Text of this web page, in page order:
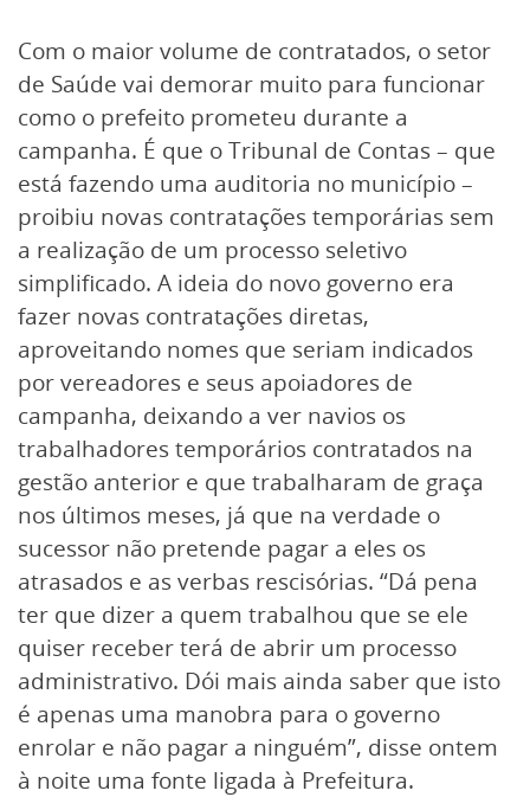
Com o maior volume de contratados, o setor
de Saúde vai demorar muito para funcionar
como o prefeito prometeu durante a
campanha. É que o Tribunal de Contas – que
está fazendo uma auditoria no município –
proibiu novas contratações temporárias sem
a realização de um processo seletivo
simplificado. A ideia do novo governo era
fazer novas contratações diretas,
aproveitando nomes que seriam indicados
por vereadores e seus apoiadores de
campanha, deixando a ver navios os
trabalhadores temporários contratados na
gestão anterior e que trabalharam de graça
nos últimos meses, já que na verdade o
sucessor não pretende pagar a eles os
atrasados e as verbas rescisórias. “Dá pena
ter que dizer a quem trabalhou que se ele
quiser receber terá de abrir um processo
administrativo. Dói mais ainda saber que isto
é apenas uma manobra para o governo
enrolar e não pagar a ninguém”, disse ontem
à noite uma fonte ligada à Prefeitura.